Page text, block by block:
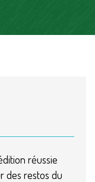
réussie
des restos du